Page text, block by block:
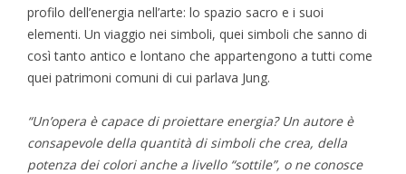
profilo dell’energia nell’arte: lo spazio sacro e i suoi
elementi. Un viaggio nei simboli, quei simboli che sanno di
così tanto antico e lontano che appartengono a tutti come
quei patrimoni comuni di cui parlava Jung.
“Un’opera è capace di proiettare energia? Un autore è
consapevole della quantità di simboli che crea, della
potenza dei colori anche a livello “sottile”, o ne conosce